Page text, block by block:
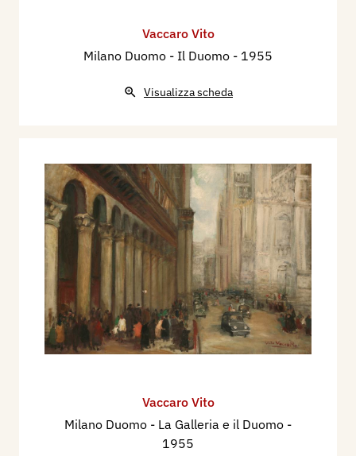
Vaccaro Vito
Milano Duomo - Il Duomo - 1955
Visualizza scheda
Vaccaro Vito
Milano Duomo - La Galleria e il Duomo -
1955